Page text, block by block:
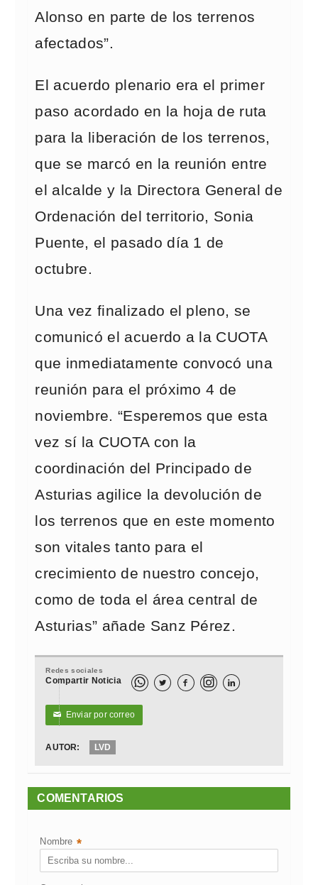
Alonso en parte de los terrenos
afectados”.
El acuerdo plenario era el primer
paso acordado en la hoja de ruta
para la liberación de los terrenos,
que se marcó en la reunión entre
el alcalde y la Directora General de
Ordenación del territorio, Sonia
Puente, el pasado día 1 de
octubre.
Una vez finalizado el pleno, se
comunicó el acuerdo a la CUOTA
que inmediatamente convocó una
reunión para el próximo 4 de
noviembre. “Esperemos que esta
vez sí la CUOTA con la
coordinación del Principado de
Asturias agilice la devolución de
los terrenos que en este momento
son vitales tanto para el
crecimiento de nuestro concejo,
como de toda el área central de
Asturias” añade Sanz Pérez.
Redes sociales
Compartir Noticia   
✉ Enviar por correo
AUTOR: LVD
COMENTARIOS
Nombre *